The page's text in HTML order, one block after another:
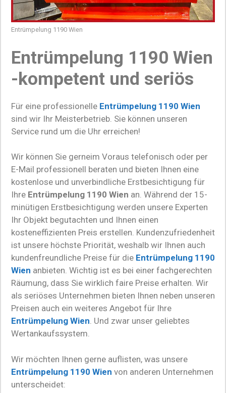
Entrümpelung 1190 Wien
Entrümpelung 1190 Wien
-kompetent und seriös
Für eine professionelle Entrümpelung 1190 Wien
sind wir Ihr Meisterbetrieb. Sie können unseren
Service rund um die Uhr erreichen!
Wir können Sie gerneim Voraus telefonisch oder per
E-Mail professionell beraten und bieten Ihnen eine
kostenlose und unverbindliche Erstbesichtigung für
Ihre Entrümpelung 1190 Wien an. Während der 15-
minütigen Erstbesichtigung werden unsere Experten
Ihr Objekt begutachten und Ihnen einen
kosteneffizienten Preis erstellen. Kundenzufriedenheit
ist unsere höchste Priorität, weshalb wir Ihnen auch
kundenfreundliche Preise für die Entrümpelung 1190
Wien anbieten. Wichtig ist es bei einer fachgerechten
Räumung, dass Sie wirklich faire Preise erhalten. Wir
als seriöses Unternehmen bieten Ihnen neben unseren
Preisen auch ein weiteres Angebot für Ihre
Entrümpelung Wien. Und zwar unser geliebtes
Wertankaufssystem.
Wir möchten Ihnen gerne auflisten, was unsere
Entrümpelung 1190 Wien von anderen Unternehmen
unterscheidet: